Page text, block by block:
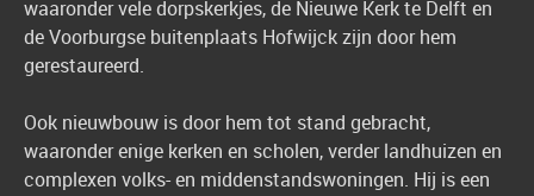
waaronder vele dorpskerkjes, de Nieuwe Kerkte Delft en
de Voorburgse buitenplaats Hofwijckzijn door hem
gerestaureerd.
Ook nieuwbouw is door hem tot stand gebracht,
waaronder enige kerken en scholen, verder landhuizen en
complexen volks- en middenstandswoningen. Hij is een